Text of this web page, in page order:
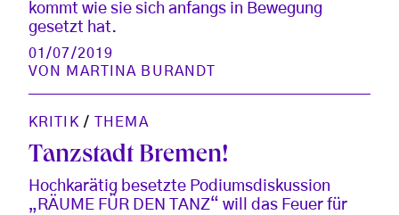
kommt wie sie sich anfangs in Bewegung
gesetzt hat.
01/07/2019
VON MARTINA BURANDT
KRITIK/ THEMA
Tanzstadt Bremen!
Hochkarätig besetzte Podiumsdiskussion
„RÄUME FÜR DEN TANZ“ will das Feuer für